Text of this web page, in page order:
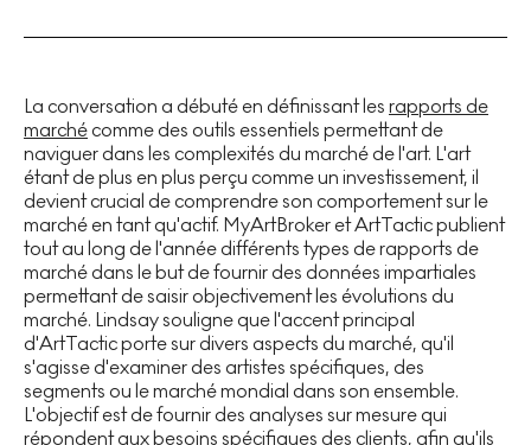
La conversation a débuté en définissant les rapports de
marché comme des outils essentiels permettant de
naviguer dans les complexités du marché de l'art. L'art
étant de plus en plus perçu comme un investissement, il
devient crucial de comprendre son comportement sur le
marché en tant qu'actif. MyArtBroker et ArtTactic publient
tout au long de l'année différents types de rapports de
marché dans le but de fournir des données impartiales
permettant de saisir objectivement les évolutions du
marché. Lindsay souligne que l'accent principal
d'ArtTactic porte sur divers aspects du marché, qu'il
s'agisse d'examiner des artistes spécifiques, des
segments ou le marché mondial dans son ensemble.
L'objectif est de fournir des analyses sur mesure qui
répondent aux besoins spécifiques des clients, afin qu'ils